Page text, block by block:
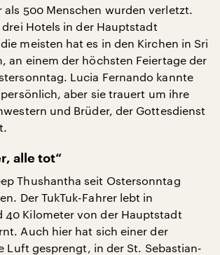
als 500 Menschen wurden verletzt.
Hotels in der Hauptstadt
meisten hat es in den Kirchen in Sri
an einem der höchsten Feiertage der
Lucia Fernando kannte
aber sie trauert um ihre
und Brüder, der Gottesdienst
alle tot“
Thushantha seit Ostersonntag
Der TukTuk-Fahrer lebt in
40 Kilometer von der Hauptstadt
Auch hier hat sich einer der
Luft gesprengt, in der St. Sebastian-